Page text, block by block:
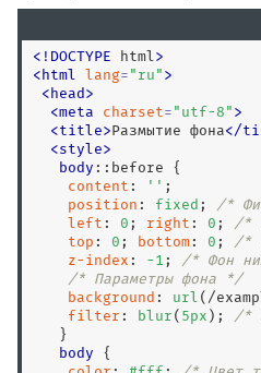
< ! DOCTYPE html >
< html lang= " ru " >
< head >
<meta charset= " utf-8 " >
<title>Размытие фона</
<style>
body : :before {
content : '' ;
position : fixed ;
/*
left : 0 ; right : 0 ;
/*
top : 0 ; bottom : 0 ;
/*
z-index : -1 ;
/* Фон
/* Параметры фона */
background : url (/
filter : blur ( 5px );
/*
   }
body {